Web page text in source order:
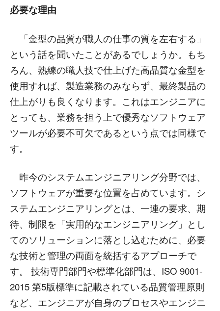
必要な理由
「金型の品質が職人の仕事の質を左右する」
という話を聞いたことがあるでしょうか。もち
ろん、熟練の職人技で仕上げた高品質な金型を
使用すれば、製造業務のみならず、最終製品の
仕上がりも良くなります。これはエンジニアに
とっても、業務を担う上で優秀なソフトウェア
ツールが必要不可欠であるという点では同様で
す。
昨今のシステムエンジニアリング分野では、
ソフトウェアが重要な位置を占めています。シ
ステムエンジニアリングとは、一連の要求、期
待、制限を「実用的なエンジニアリング」とし
てのソリューションに落とし込むために、必要
な技術と管理の両面を統括するアプローチで
す。 技術専門部門や標準化部門は、ISO 9001-
2015 第5版標準に記載されている品質管理原則
など、エンジニアが自身のプロセスやエンジニ